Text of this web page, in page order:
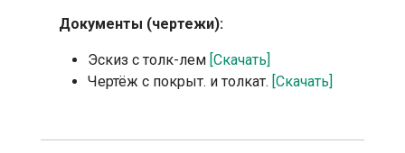
Документы (чертежи):
Эскиз с толк-лем [Скачать]
Чертёж с покрыт. и толкат. [Скачать]